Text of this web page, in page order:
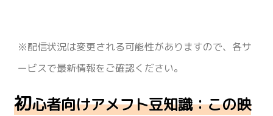
※配信状況は変更される可能性がありますので、各サ
ービスで最新情報をご確認ください。
初心者向けアメフト豆知識：この映